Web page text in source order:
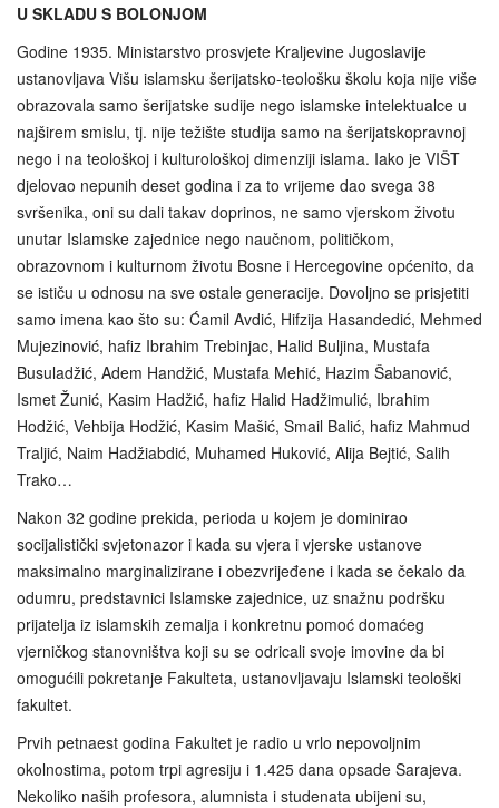
U SKLADU S BOLONJOM
Godine 1935. Ministarstvo prosvjete Kralje­vine Jugoslavije
ustanovljava Višu islamsku šerijatsko-teološku školu koja nije više
obrazovala samo šerijatske sudije nego islamske intelektualce u
najširem smislu, tj. nije težište studija samo na šerijatskopravnoj
nego i na teološkoj i kulturološkoj dimenziji islama. Iako je VIŠT
djelovao nepunih deset godina i za to vrijeme dao svega 38
svršenika, oni su dali takav doprinos, ne samo vjerskom životu
unutar Islamske zajednice nego naučnom, političkom,
obrazovnom i kulturnom životu Bosne i Hercegovine općenito, da
se ističu u odnosu na sve ostale generacije. Dovoljno se prisjetiti
samo imena kao što su: Ćamil Avdić, Hifzija Hasandedić, Mehmed
Mujezinović, hafiz Ibrahim Trebinjac, Halid Buljina, Mustafa
Busuladžić, Adem Handžić, Mustafa Mehić, Hazim Šabanović,
Ismet Žunić, Kasim Hadžić, hafiz Halid Hadžimulić, Ibrahim
Hodžić, Vehbija Hodžić, Kasim Mašić, Smail Balić, hafiz Mahmud
Traljić, Naim Hadžiabdić, Muhamed Huković, Alija Bejtić, Salih
Trako…
Nakon 32 godine prekida, perioda u kojem je dominirao
socijalistički svjetonazor i kada su vjera i vjerske ustanove
maksimalno marginalizirane i obezvrijeđene i kada se čekalo da
odumru, predstavnici Islamske zajednice, uz snažnu podršku
prijatelja iz islamskih zemalja i konkretnu pomoć domaćeg
vjerničkog stanovništva koji su se odricali svoje imovine da bi
omogućili pokretanje Fakulteta, ustanovljavaju Islamski teološki
fakultet.
Prvih petnaest godina Fakultet je radio u vrlo nepovoljnim
okolnostima, potom trpi agresiju i 1.425 dana opsade Sarajeva.
Nekoliko naših profesora, alumnista i studenata ubijeni su,